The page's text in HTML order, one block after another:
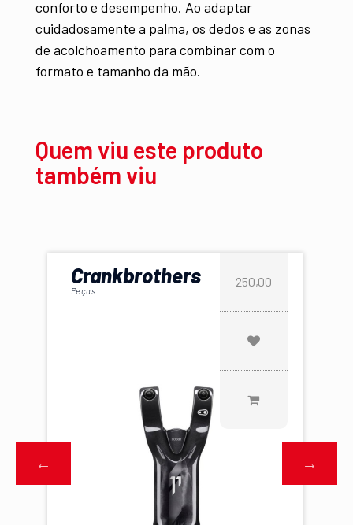
conforto e desempenho. Ao adaptar
cuidadosamente a palma, os dedos e as zonas
de acolchoamento para combinar com o
formato e tamanho da mão.
Quem viu este produto
também viu
Crankbrothers
Peças
250,00